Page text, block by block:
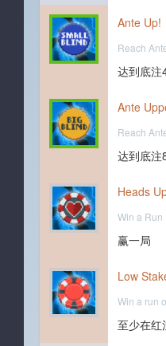
Ante Up!
Reach
达到底注
Ante
Reach
达到底注
Heads
Win a Run
赢一局
Low
Win a run
至少在红